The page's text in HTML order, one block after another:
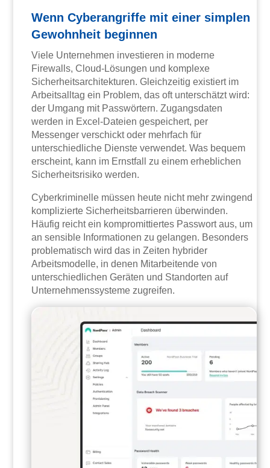
Wenn Cyberangriffe mit einer simplen
Gewohnheit beginnen
Viele Unternehmen investieren in moderne
Firewalls, Cloud-Lösungen und komplexe
Sicherheitsarchitekturen. Gleichzeitig existiert im
Arbeitsalltag ein Problem, das oft unterschätzt wird:
der Umgang mit Passwörtern. Zugangsdaten
werden in Excel-Dateien gespeichert, per
Messenger verschickt oder mehrfach für
unterschiedliche Dienste verwendet. Was bequem
erscheint, kann im Ernstfall zu einem erheblichen
Sicherheitsrisiko werden.
Cyberkriminelle müssen heute nicht mehr zwingend
komplizierte Sicherheitsbarrieren überwinden.
Häufig reicht ein kompromittiertes Passwort aus, um
an sensible Informationen zu gelangen. Besonders
problematisch wird das in Zeiten hybrider
Arbeitsmodelle, in denen Mitarbeitende von
unterschiedlichen Geräten und Standorten auf
Unternehmenssysteme zugreifen.